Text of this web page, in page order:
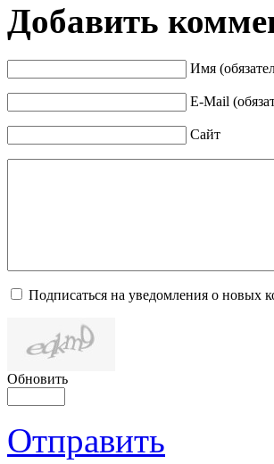
Добавить
Имя
E-Mail
Сайт
Подписаться на уведомления о новых
Обновить
Отправить